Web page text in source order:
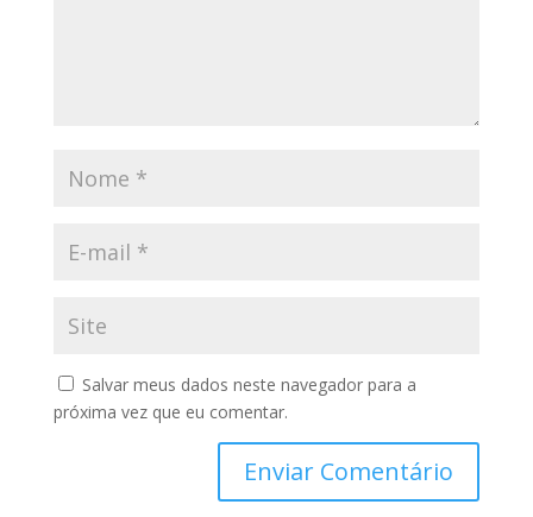
Salvar meus dados neste navegador para a
próxima vez que eu comentar.